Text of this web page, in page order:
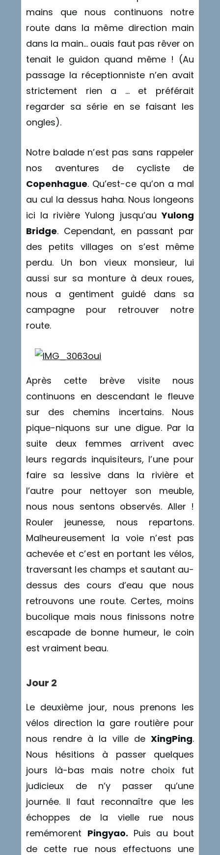
mains que nous continuons notre
route dans la même direction main
dans la main… ouais faut pas rêver on
tenait le guidon quand même ! (Au
passage la réceptionniste n’en avait
strictement rien a … et préférait
regarder sa série en se faisant les
ongles).
Notre balade n’est pas sans rappeler
nos aventures de cycliste de
Copenhague. Qu’est-ce qu’on a mal
au cul la dessus haha. Nous longeons
ici la rivière Yulong jusqu’auYulong
Bridge. Cependant, en passant par
des petits villages on s’est même
perdu. Un bon vieux monsieur, lui
aussi sur sa monture à deux roues,
nous a gentiment guidé dans sa
campagne pour retrouver notre
route.
Après cette brève visite nous
continuons en descendant le fleuve
sur des chemins incertains. Nous
pique-niquons sur une digue. Par la
suite deux femmes arrivent avec
leurs regards inquisiteurs, l’une pour
faire sa lessive dans la rivière et
l’autre pour nettoyer son meuble,
nous nous sentons observés. Aller !
Rouler jeunesse, nous repartons.
Malheureusement la voie n’est pas
achevée et c’est en portant les vélos,
traversant les champs et sautant au-
dessus des cours d’eau que nous
retrouvons une route. Certes, moins
bucolique mais nous finissons notre
escapade de bonne humeur, le coin
est vraiment beau.
Jour 2
Le deuxième jour, nous prenons les
vélos direction la gare routière pour
nous rendre à la ville deXingPing.
Nous hésitions à passer quelques
jours là-bas mais notre choix fut
judicieux de n’y passer qu’une
journée. Il faut reconnaître que les
échoppes de la vielle rue nous
remémorent Pingyao. Puis au bout
de cette rue nous effectuons une